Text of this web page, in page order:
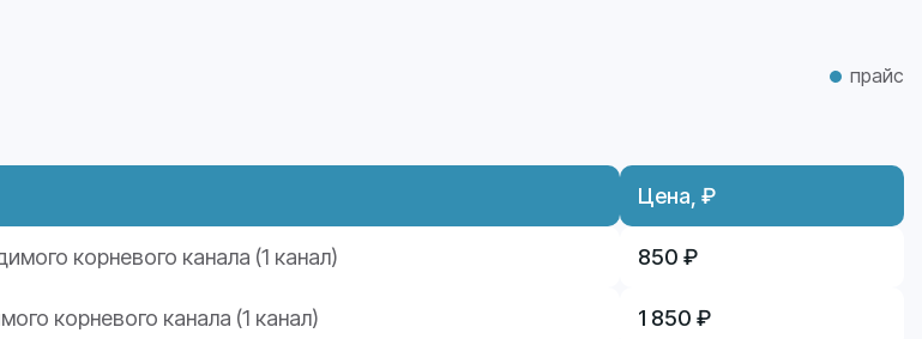
прайс
Цена, ₽
корневого канала (1 канал) 850 ₽
корневого канала (1 канал) 1 850 ₽